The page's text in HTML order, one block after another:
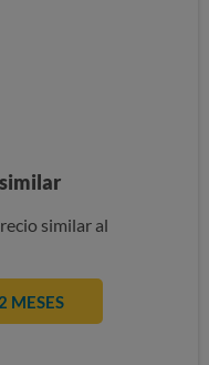
similar al
MESES